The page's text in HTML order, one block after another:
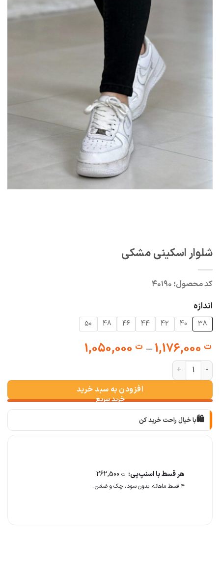
شلوار اسکینی مشکی
کد محصول:۴۰۱۹۰
اندازه
38
40
42
44
46
48
50
ت1,176,000
– ت1,050,000
Price
through
ت 1,176,000
شلوار اسکینی مشکی عدد
افزودن به سبد خرید
🛍️با خیال راحت خرید کن
بعد از خرید هم کنارتیم
هر قسط با اسنپ‌پی: ت262,500
۴ قسط ماهانه. بدون سود، چک و ضامن.